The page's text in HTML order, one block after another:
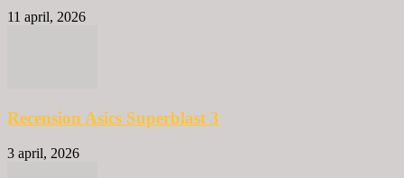
11 april, 2026
Recension Asics Superblast 3
3 april, 2026